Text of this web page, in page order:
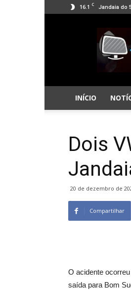
16.1 C Jandaia do
Jandaia
Online
INÍCIO
Dois
20 de dezembro de
Compartilhar
O acidente
saída para Bom